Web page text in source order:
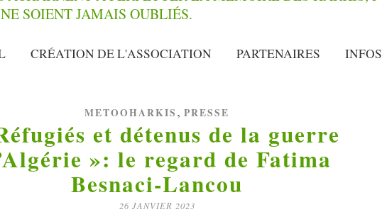
CRÉATION DE L'ASSOCIATION PARTENAIRES INFOS
METOOHARKIS , PRESSE
et détenus de la guerre
»: le regard de Fatima
Besnaci-Lancou
26 JANVIER 2023